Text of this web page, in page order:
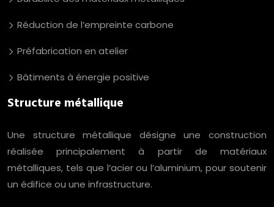
Réduction de l’empreinte carbone
Préfabrication en atelier
Bâtiments à énergie positive
Structure métallique
Une structure métallique désigne une construction
réalisée principalement à partir de matériaux
métalliques, tels que l’acier ou l’aluminium, pour soutenir
un édifice ou une infrastructure.